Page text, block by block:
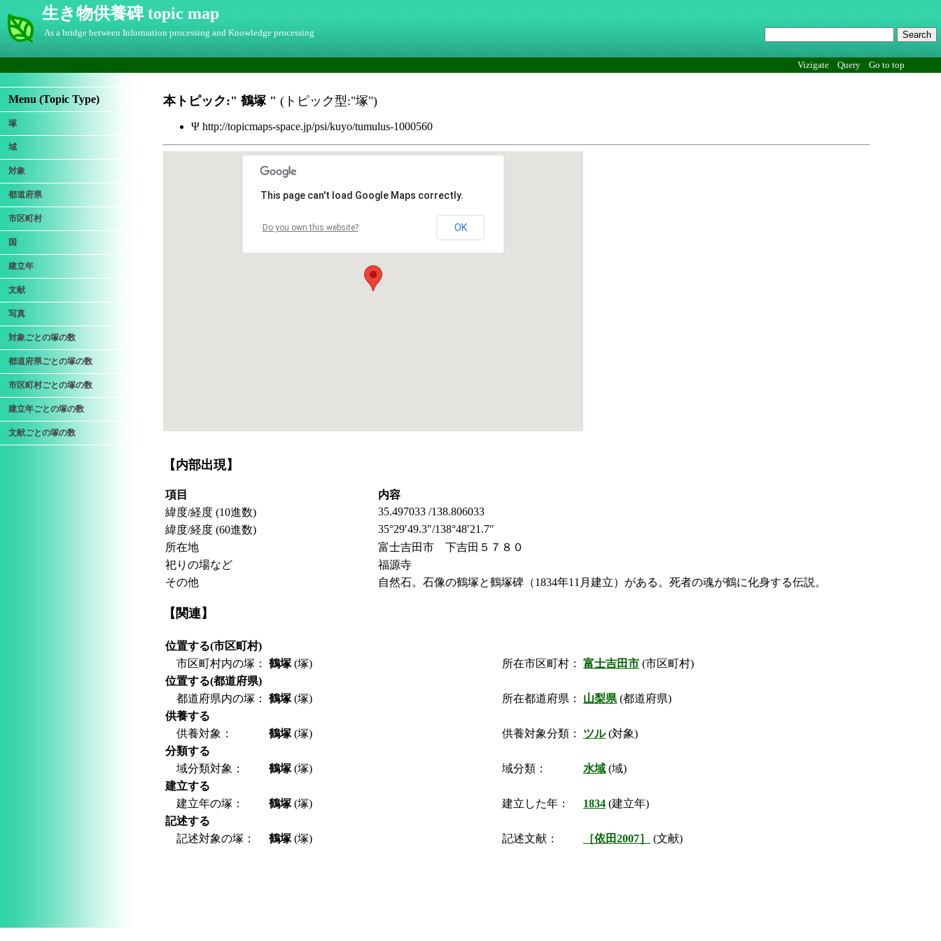
生き物供養碑 topic map
As a bridge between Information processing and Knowledge processing
Vizigate Query Go to top
Menu (Topic Type)
塚
域
対象
都道府県
市区町村
国
建立年
文献
写真
対象ごとの塚の数
都道府県ごとの塚の数
市区町村ごとの塚の数
建立年ごとの塚の数
文献ごとの塚の数
本トピック:" 鶴塚 " (トピック型:"塚")
Ψ http://topicmaps-space.jp/psi/kuyo/tumulus-1000560
This page can't load Google Maps correctly.
Do you own this website? OK
【内部出現】
項目
内容
緯度/経度 (10進数)
35.497033 /138.806033
緯度/経度 (60進数)
35°29′49.3″/138°48′21.7″
所在地
富士吉田市 下吉田５７８０
祀りの場など
福源寺
その他
自然石。石像の鶴塚と鶴塚碑（1834年11月建立）がある。死者の魂が鶴に化身する伝説。
【関連】
位置する(市区町村)
市区町村内の塚：
鶴塚(塚) 所在市区町村： 富士吉田市 (市区町村)
位置する(都道府県)
都道府県内の塚：
鶴塚(塚) 所在都道府県： 山梨県 (都道府県)
供養する
供養対象：
鶴塚(塚) 供養対象分類： ツル(対象)
分類する
域分類対象：
鶴塚(塚) 域分類： 水域 (域)
建立する
建立年の塚：
鶴塚(塚) 建立した年： 1834 (建立年)
記述する
記述対象の塚：
鶴塚(塚) 記述文献： ［依田2007］ (文献)